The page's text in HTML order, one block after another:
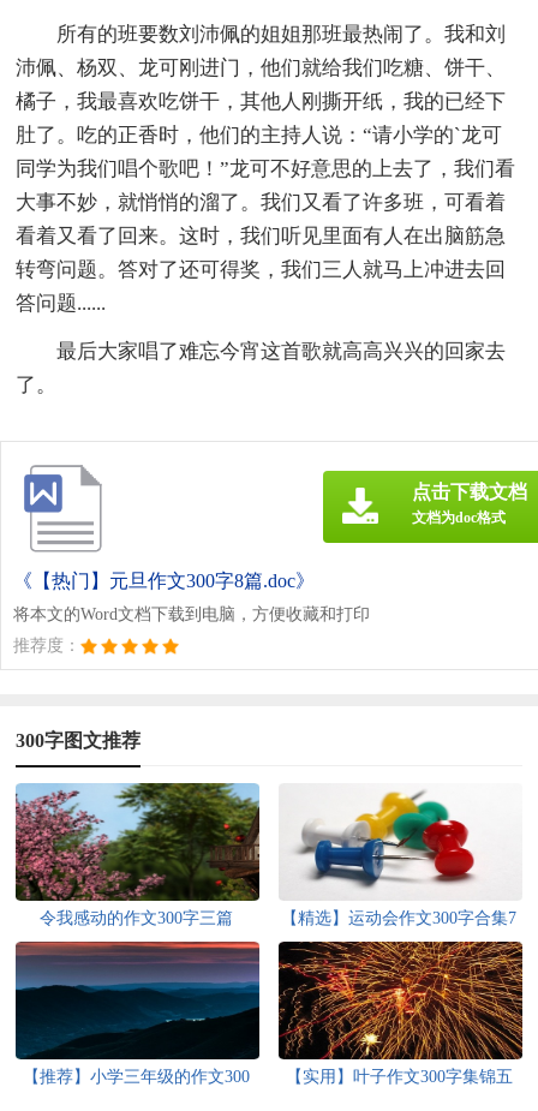
所有的班要数刘沛佩的姐姐那班最热闹了。我和刘
沛佩、杨双、龙可刚进门，他们就给我们吃糖、饼干、
橘子，我最喜欢吃饼干，其他人刚撕开纸，我的已经下
肚了。吃的正香时，他们的主持人说：“请小学的`龙可
同学为我们唱个歌吧！”龙可不好意思的上去了，我们看
大事不妙，就悄悄的溜了。我们又看了许多班，可看着
看着又看了回来。这时，我们听见里面有人在出脑筋急
转弯问题。答对了还可得奖，我们三人就马上冲进去回
答问题......
最后大家唱了难忘今宵这首歌就高高兴兴的回家去
了。
《【热门】元旦作文300字8篇.doc》
将本文的Word文档下载到电脑，方便收藏和打印
推荐度：
点击下载文档
文档为doc格式
300字图文推荐
令我感动的作文300字三篇
【精选】运动会作文300字合集7
篇
【推荐】小学三年级的作文300
【实用】叶子作文300字集锦五